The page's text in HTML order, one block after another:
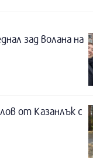
зад волана на
от Казанлък с